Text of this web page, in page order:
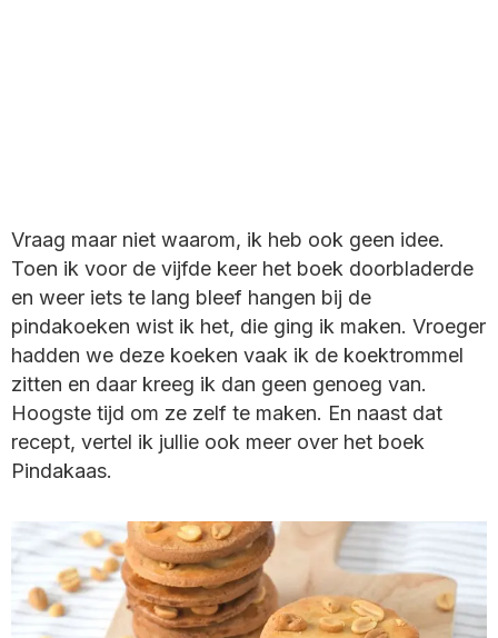
Vraag maar niet waarom, ik heb ook geen idee.
Toen ik voor de vijfde keer het boek doorbladerde
en weer iets te lang bleef hangen bij de
pindakoeken wist ik het, die ging ik maken. Vroeger
hadden we deze koeken vaak ik de koektrommel
zitten en daar kreeg ik dan geen genoeg van.
Hoogste tijd om ze zelf te maken. En naast dat
recept, vertel ik jullie ook meer over het boek
Pindakaas.